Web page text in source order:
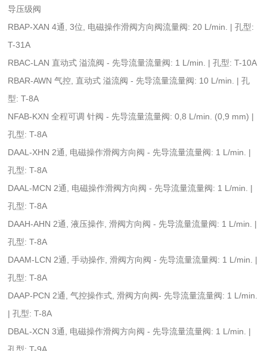
导压级阀
RBAP-XAN 4通, 3位, 电磁操作滑阀方向阀流量阀: 20 L/min. | 孔型:
T-31A
RBAC-LAN 直动式 溢流阀 - 先导流量流量阀: 1 L/min. | 孔型: T-10A
RBAR-AWN 气控, 直动式 溢流阀 - 先导流量流量阀: 10 L/min. | 孔
型: T-8A
NFAB-KXN 全程可调 针阀 - 先导流量流量阀: 0,8 L/min. (0,9 mm) |
孔型: T-8A
DAAL-XHN 2通, 电磁操作滑阀方向阀 - 先导流量流量阀: 1 L/min. |
孔型: T-8A
DAAL-MCN 2通, 电磁操作滑阀方向阀 - 先导流量流量阀: 1 L/min. |
孔型: T-8A
DAAH-AHN 2通, 液压操作, 滑阀方向阀 - 先导流量流量阀: 1 L/min. |
孔型: T-8A
DAAM-LCN 2通, 手动操作, 滑阀方向阀 - 先导流量流量阀: 1 L/min. |
孔型: T-8A
DAAP-PCN 2通, 气控操作式, 滑阀方向阀- 先导流量流量阀: 1 L/min.
| 孔型: T-8A
DBAL-XCN 3通, 电磁操作滑阀方向阀 - 先导流量流量阀: 1 L/min. |